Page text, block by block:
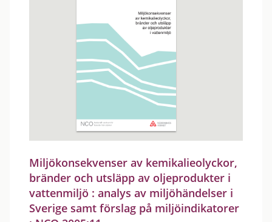
Miljökonsekvenser av kemikalieolyckor,
bränder och utsläpp av oljeprodukter i
vattenmiljö : analys av miljöhändelser i
Sverige samt förslag på miljöindikatorer